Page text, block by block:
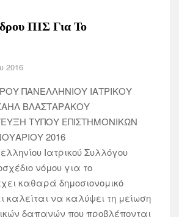
ΠIΣ Για Το
2016
ΠΑΝΕΛΛΗΝΙΟΥ ΙΑΤΡΙΚΟΥ
ΒΛΑΣΤΑΡΑΚΟΥ
ΤΥΠΟΥ ΕΠΙΣΤΗΜΟΝΙΚΩΝ
2016
Ιατρικού Συλλόγου
νόμου για το
καθαρά δημοσιονομικό
να καλύψει τη μείωση
δαπανών που προβλέπονται